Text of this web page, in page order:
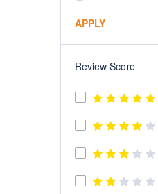
APPLY
Review Score